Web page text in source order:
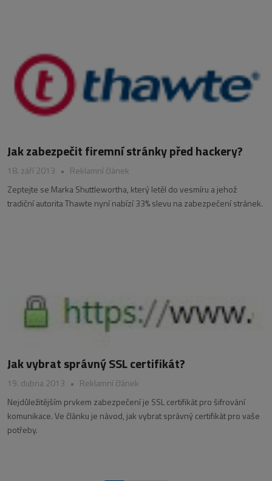
Jak zabezpečit firemní stránky před hackery?
18. září 2013 • Reklamní článek
Zeptejte se Marka Shuttlewortha, který letěl do vesmíru a jehož
tradiční autorita Thawte nyní nabízí 33% slevu na zabezpečení stránek.
Jak vybrat správný SSL certifikát?
19. dubna 2013 • Reklamní článek
Nejdůležitějším prvkem zabezpečení je SSL certifikát pro šifrování
komunikace. Ve článku je návod, jak vybrat správný certifikát pro vaše
potřeby.